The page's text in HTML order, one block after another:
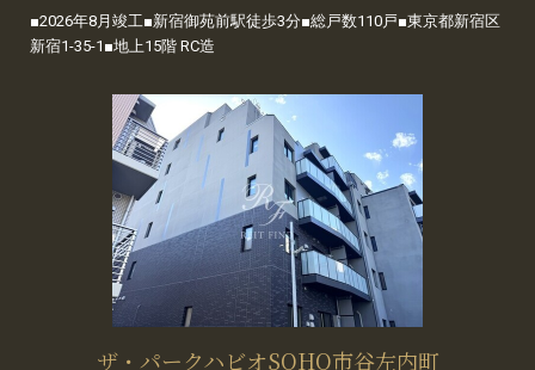
■2026年8月竣工■新宿御苑前駅徒歩3分■総戸数110戸■東京都新宿区
新宿1-35-1■地上15階 RC造
ザ・パークハビオSOHO市谷左内町